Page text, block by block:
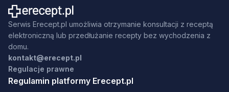
Serwis Erecept.pl umożliwia otrzymanie konsultacji z receptą
elektroniczną lub przedłużanie recepty bez wychodzenia z
domu.
kontakt@erecept.pl
Regulacje prawne
Regulamin platformy Erecept.pl